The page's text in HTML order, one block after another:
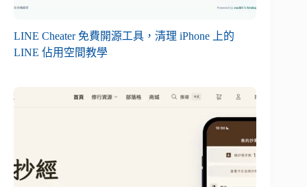
LINE Cheater 免費開源工具，清理 iPhone 上的
LINE 佔用空間教學